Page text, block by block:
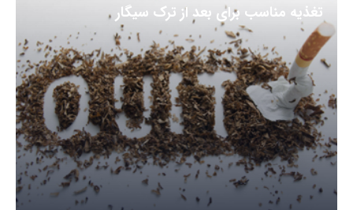
تغذیه مناسب برای بعد از ترک سیگار